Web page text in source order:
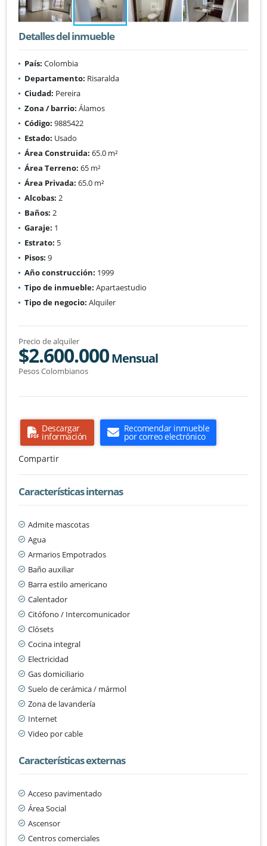
Detalles del inmueble
País: Colombia
Departamento: Risaralda
Ciudad: Pereira
Zona / barrio: Álamos
Código: 9885422
Estado: Usado
Área Construida: 65.0 m²
Área Terreno: 65 m²
Área Privada: 65.0 m²
Alcobas: 2
Baños: 2
Garaje: 1
Estrato: 5
Pisos: 9
Año construcción: 1999
Tipo de inmueble: Apartaestudio
Tipo de negocio: Alquiler
Precio de alquiler
$2.600.000Mensual
Pesos Colombianos
Descargar
información
Recomendar inmueble
por correo electrónico
Compartir
Características internas
Admite mascotas
Agua
Armarios Empotrados
Baño auxiliar
Barra estilo americano
Calentador
Citófono / Intercomunicador
Clósets
Cocina integral
Electricidad
Gas domiciliario
Suelo de cerámica / mármol
Zona de lavandería
Internet
Video por cable
Características externas
Acceso pavimentado
Área Social
Ascensor
Centros comerciales